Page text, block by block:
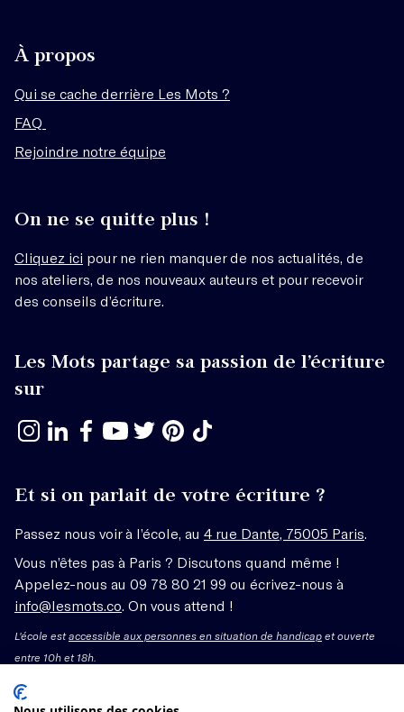
À propos
Qui se cache derrière Les Mots ?
FAQ
Rejoindre notre équipe
On ne se quitte plus !
Cliquez ici pour ne rien manquer de nos actualités, de
nos ateliers, de nos nouveaux auteurs et pour recevoir
des conseils d’écriture.
Les Mots partage sa passion de l’écriture
sur
Et si on parlait de votre écriture ?
Passez nous voir à l’école, au 4 rue Dante, 75005 Paris
Vous n’êtes pas à Paris ? Discutons quand même !
Appelez-nous au 09 78 80 21 99 ou écrivez-nous à
info@lesmots.co . On vous attend !
L'école estaccessible aux personnes en situation de handicap et ouverte
entre 10h et 18h.